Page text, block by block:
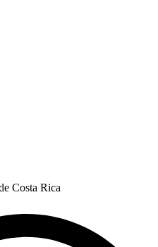
Costa Rica